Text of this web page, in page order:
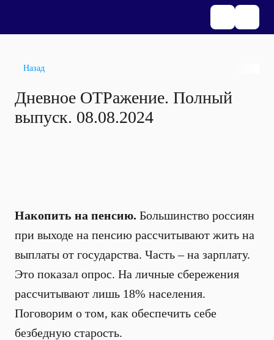
Назад
Дневное ОТРажение. Полный
выпуск. 08.08.2024
Накопить на пенсию. Большинство россиян
при выходе на пенсию рассчитывают жить на
выплаты от государства. Часть – на зарплату.
Это показал опрос. На личные сбережения
рассчитывают лишь 18% населения.
Поговорим о том, как обеспечить себе
безбедную старость.